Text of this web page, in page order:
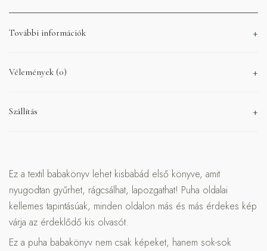
További információk
Vélemények (0)
Szállítás
Ez a textil babakönyv lehet kisbabád első könyve, amit
nyugodtan gyűrhet, rágcsálhat, lapozgathat! Puha oldalai
kellemes tapintásúak, minden oldalon más és más érdekes kép
várja az érdeklődő kis olvasót.
Ez a puha babakönyv nem csak képeket, hanem sok-sok